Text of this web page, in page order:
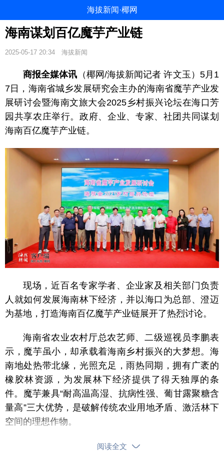
海拔新闻·椰网
海南谋划百亿魔芋产业链
2025-05-17 20:34 海拔新闻
商报全媒体讯 （椰网/海拔新闻记者 许文玉）5月1
7日，海南省城乡发展研究会主办的海南省魔芋产业发
展研讨会暨海南文旅大会2025乡村振兴论坛在海口芳
园共享农庄举行。政府、企业、专家、社团共同谋划
海南百亿魔芋产业链。
现场，近百名专家学者、企业家及相关部门负责
人就如何发展海南林下经济，并以海口为总部、澄迈
为基地，打造海南百亿魔芋产业链展开了热烈讨论。
海南省农业农村厅总农艺师、二级巡视员李鹏表
示，魔芋虽小，却承载着海南乡村振兴的大梦想。海
南地处热带北缘，光照充足，雨热同期，拥有广袤的
橡胶林资源，为发展林下经济提供了得天独厚的条
件。魔芋兼具“耐高温高湿、抗病性强、葡甘露聚糖含
量高”三大优势，是破解传统农业用地矛盾、激活林下
空间的理想作物。
中国园艺学会魔芋协会会长、西南大学魔芋研究
阅读全文